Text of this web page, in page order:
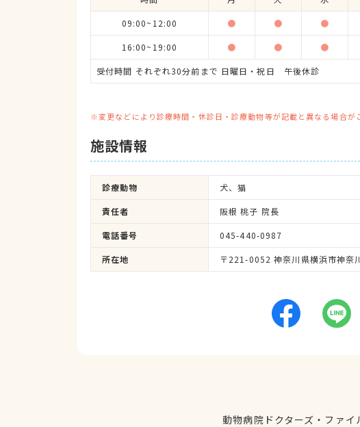
09:00~12:00 ● ● ●
16:00~19:00 ● ● ●
受付時間 それぞれ30分前まで 日曜日・祝日 午後休診
※変更などにより診療時間・休診日・診療動物等が記載と異なる場合が
施設情報
診療動物 犬、猫
責任者 阪根 桃子 院長
電話番号 045-440-0987
所在地 〒221-0052 神奈川県横浜市神奈
動物病院ドクターズ・ファ